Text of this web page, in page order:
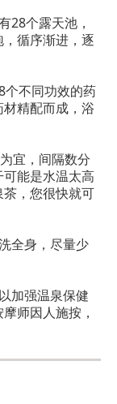
个露天池，
循序渐进，逐
不同功效的药
精配而成，浴
宜，间隔数分
能是水温太高
，您很快就可
全身，尽量少
加强温泉保健
师因人施按，